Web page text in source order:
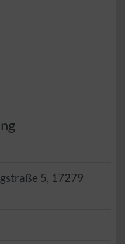
5, 17279